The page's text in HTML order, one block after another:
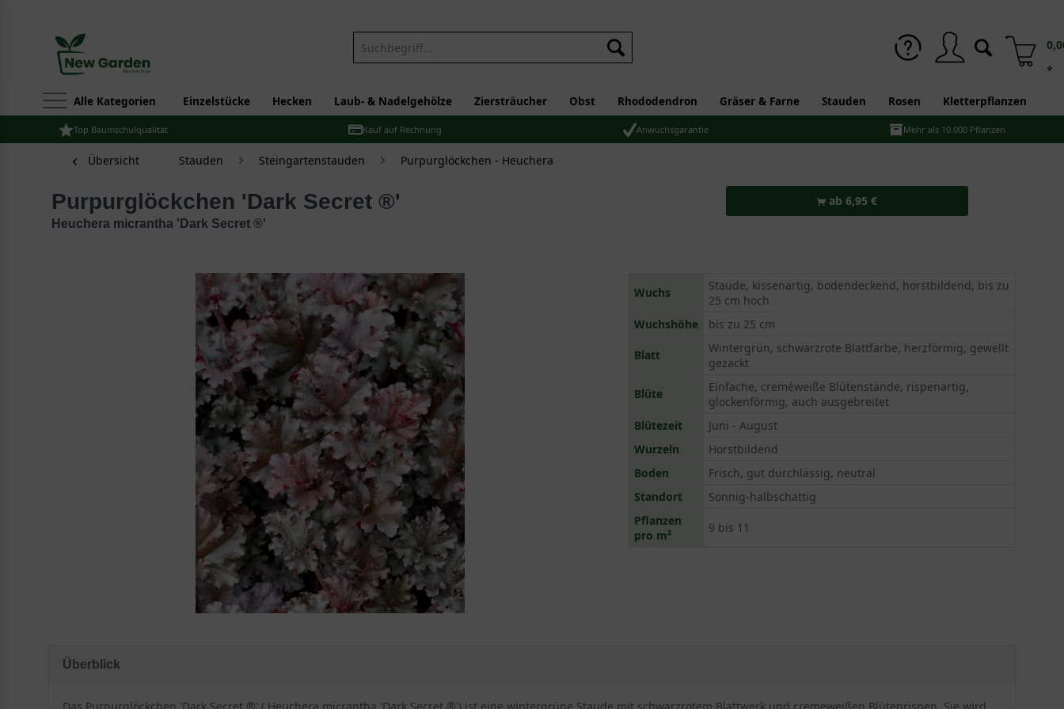
*
Alle Kategorien Einzelstücke Hecken Laub- & Nadelgehölze Ziersträucher Obst Rhododendron Gräser & Farne Stauden Rosen Kletterpflanzen
Top Baumschulqualität Kauf auf Rechnung Anwuchsgarantie Mehr als 10.000 Pflanzen
Übersicht Stauden Steingartenstauden Purpurglöckchen - Heuchera
Purpurglöckchen 'Dark Secret ®'
Heuchera micrantha 'Dark Secret ®'
ab 6,95 €
Wuchs
Staude, kissenartig, bodendeckend, horstbildend, bis zu
25 cm hoch
Wuchshöhe
bis zu 25 cm
Blatt
Wintergrün, schwarzrote Blattfarbe, herzförmig, gewellt
gezackt
Blüte
Einfache, creméweiße Blütenstände, rispenartig,
glockenförmig, auch ausgebreitet
Blütezeit
Juni - August
Wurzeln
Horstbildend
Boden
Frisch, gut durchlässig, neutral
Standort
Sonnig-halbschattig
Pflanzen
pro m²
9 bis 11
Überblick